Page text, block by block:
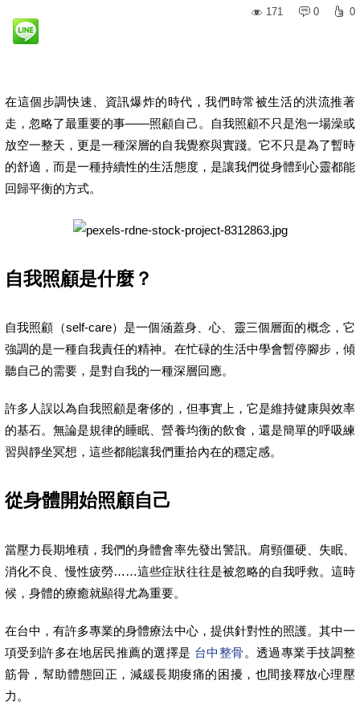
171
0 0
在這個步調快速、資訊爆炸的時代，我們時常被生活的洪流推著
走，忽略了最重要的事——照顧自己。自我照顧不只是泡一場澡或
放空一整天，更是一種深層的自我覺察與實踐。它不只是為了暫時
的舒適，而是一種持續性的生活態度，是讓我們從身體到心靈都能
回歸平衡的方式。
自我照顧是什麼？
自我照顧（self-care）是一個涵蓋身、心、靈三個層面的概念，它
強調的是一種自我責任的精神。在忙碌的生活中學會暫停腳步，傾
聽自己的需要，是對自我的一種深層回應。
許多人誤以為自我照顧是奢侈的，但事實上，它是維持健康與效率
的基石。無論是規律的睡眠、營養均衡的飲食，還是簡單的呼吸練
習與靜坐冥想，這些都能讓我們重拾內在的穩定感。
從身體開始照顧自己
當壓力長期堆積，我們的身體會率先發出警訊。肩頸僵硬、失眠、
消化不良、慢性疲勞……這些症狀往往是被忽略的自我呼救。這時
候，身體的療癒就顯得尤為重要。
在台中，有許多專業的身體療法中心，提供針對性的照護。其中一
項受到許多在地居民推薦的選擇是 台中整骨。透過專業手技調整
筋骨，幫助體態回正，減緩長期痠痛的困擾，也間接釋放心理壓
力。